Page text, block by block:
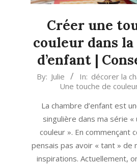
Créer une
couleur dans
d’enfant |
2024-
By: Julie In: décorer la
Une touche de
La chambre d’enfant est
singulière dans ma série «
couleur ». En commençant
pensais pas avoir « tant » de
inspirations. Actuellement,